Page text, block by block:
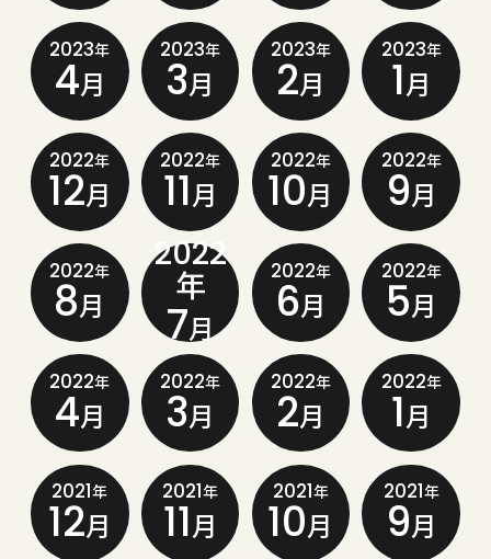
2023年
4月
2023年
3月
2023年
2月
2023年
1月
2022年
12月
2022年
11月
2022年
10月
2022年
9月
2022年
8月
2022
年
7月
2022年
6月
2022年
5月
2022年
4月
2022年
3月
2022年
2月
2022年
1月
2021年
12月
2021年
11月
2021年
10月
2021年
9月